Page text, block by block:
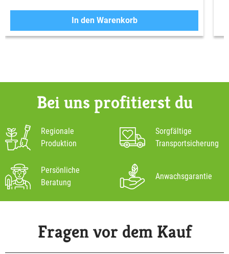
In den Warenkorb
Bei uns profitierst du
Regionale
Produktion
Sorgfältige
Transportsicherung
Persönliche
Beratung
Anwachsgarantie
Fragen vor dem Kauf